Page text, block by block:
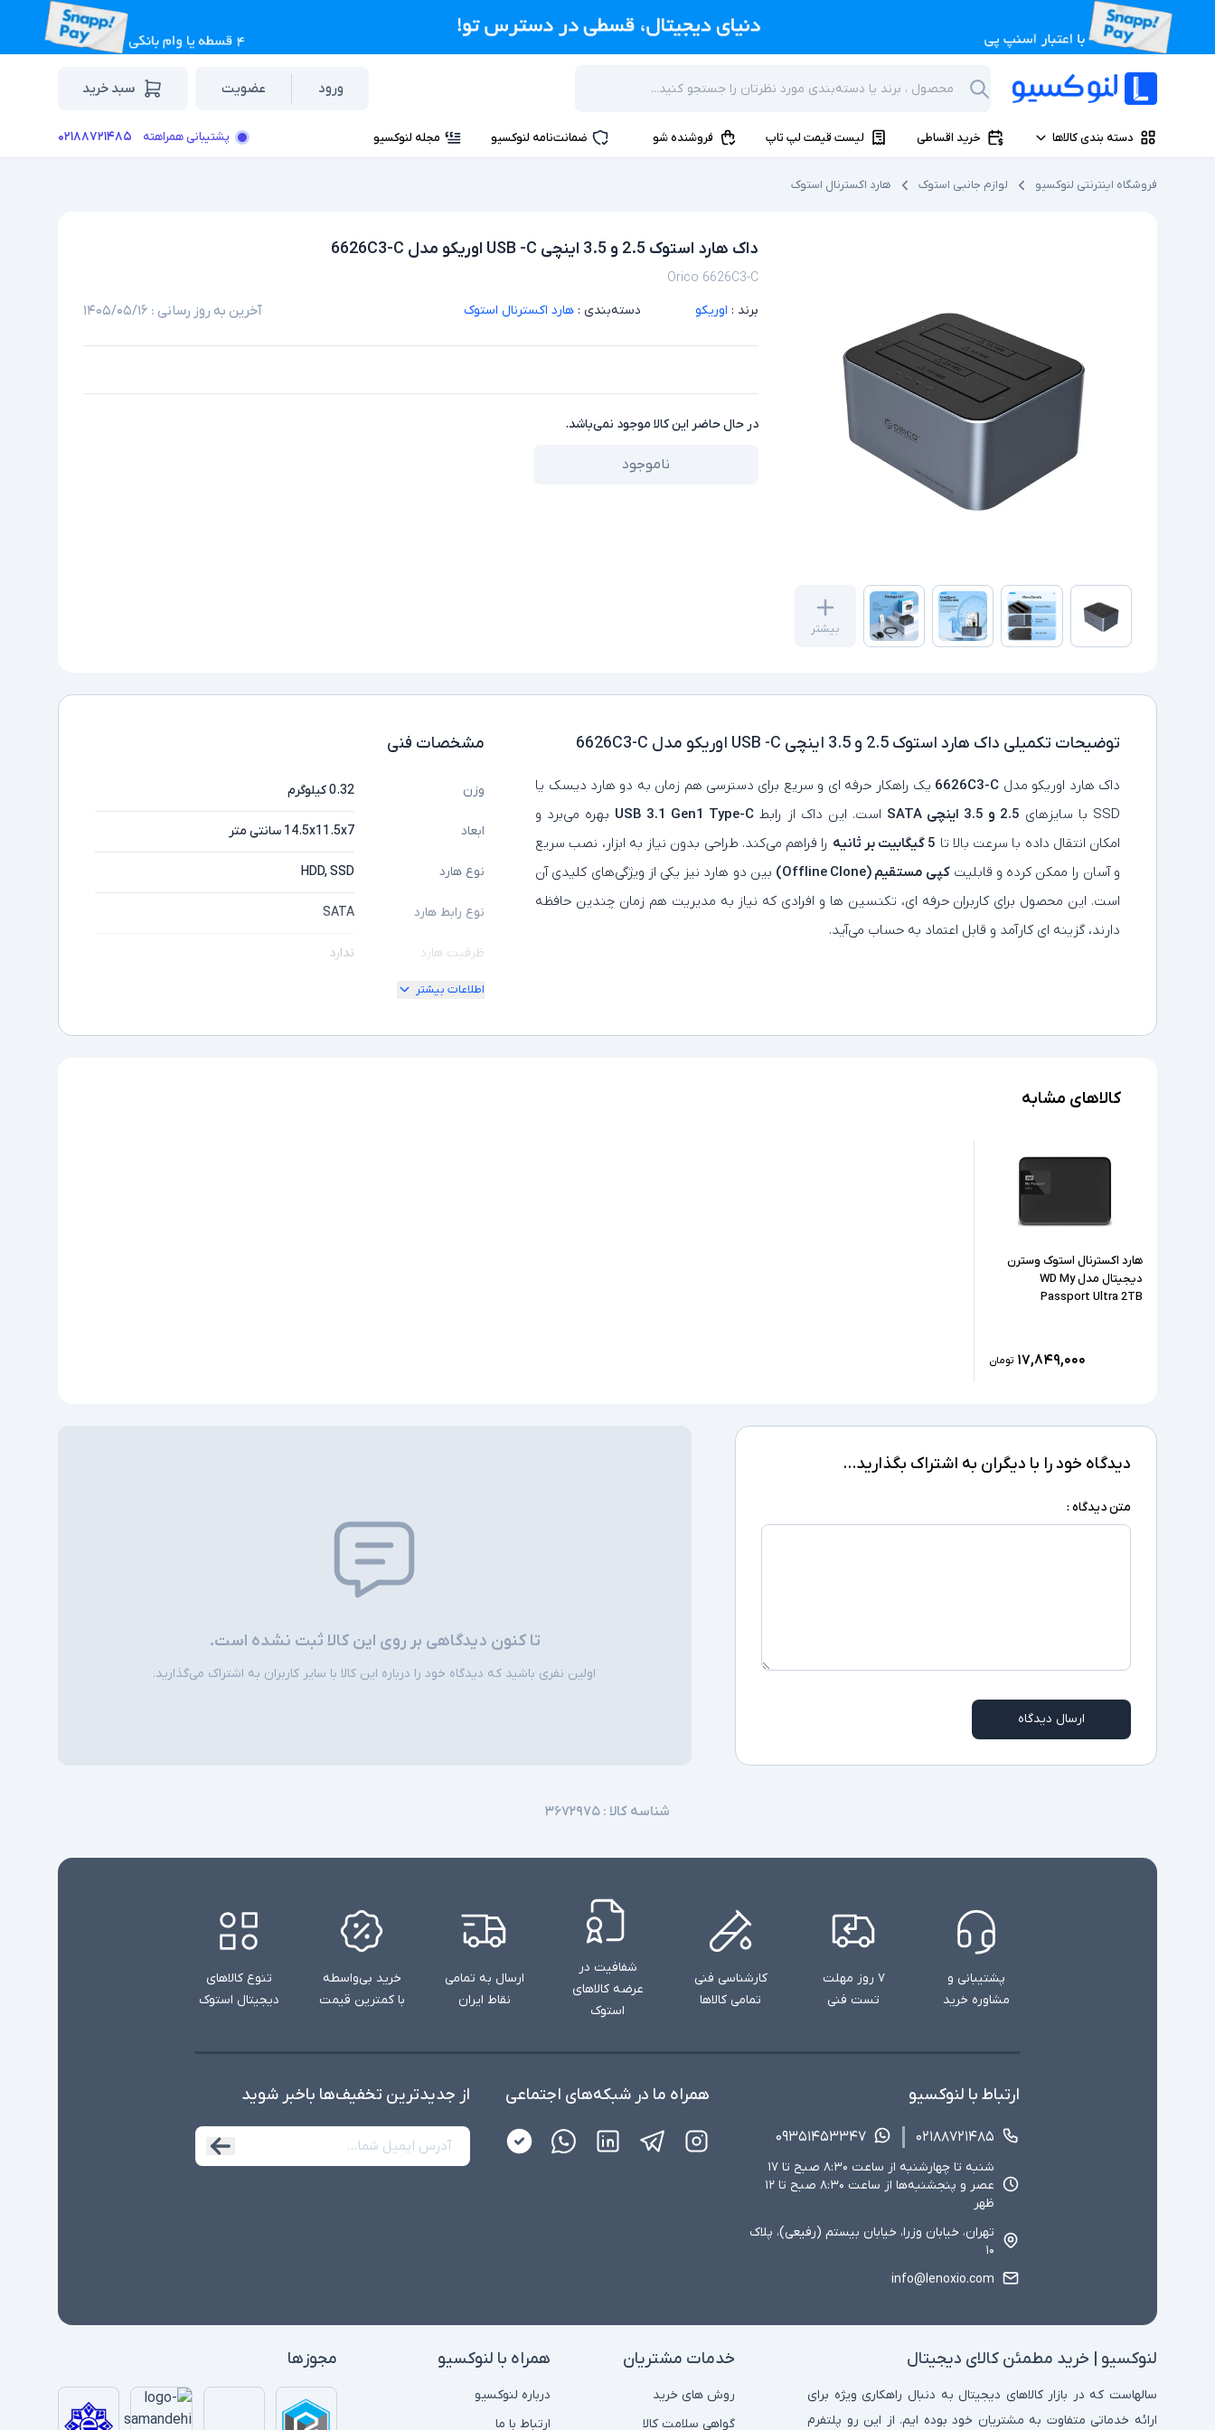
ورود عضویت سبد خرید
دسته بندی کالاها خرید اقساطی لیست قیمت لپ تاپ فروشنده شو ضمانت‌نامه لنوکسیو مجله لنوکسیو پشتیبانی همراهته ۰۲۱۸۸۷۲۱۴۸۵
فروشگاه اینترنتی لنوکسیو لوازم جانبی استوک هارد اکسترنال استوک
بیشتر
داک هارد استوک 2.5 و 3.5 اینچی USB -C اوریکو مدل 6626C3-C
Orico 6626C3-C
برند : اوریکو دسته‌بندی : هارد اکسترنال استوک آخرین به روز رسانی : ۱۴۰۵/۰۵/۱۶
در حال حاضر این کالا موجود نمی‌باشد.
ناموجود
توضیحات تکمیلی داک هارد استوک 2.5 و 3.5 اینچی USB -C اوریکو مدل 6626C3-C
داک هارد اوریکو مدل 6626C3-C یک راهکار حرفه‌ ای و سریع برای دسترسی هم‌ زمان به دو هارد دیسک یا
SSD با سایزهای
2.5 و 3.5 اینچی SATA است. این داک از رابط USB 3.1 Gen1 Type-C بهره می‌برد و
امکان انتقال داده با سرعت بالا تا 5 گیگابیت بر ثانیه
را فراهم می‌کند. طراحی بدون نیاز به ابزار، نصب سریع
و آسان را ممکن کرده و قابلیتکپی مستقیم (Offline Clone)
بین دو هارد نیز یکی از ویژگی‌های کلیدی آن
است. این محصول برای کاربران حرفه‌ ای، تکنسین‌ ها و افرادی که نیاز به مدیریت هم‌ زمان چندین حافظه
دارند، گزینه‌ ای کارآمد و قابل‌ اعتماد به حساب می‌آید.
مشخصات فنی
وزن 0.32 کیلوگرم
ابعاد 14.5x11.5x7 سانتی متر
نوع هارد HDD, SSD
نوع رابط هارد SATA
ظرفیت هارد ندارد
سایر توضیحات
اطلاعات بیشتر
کالاهای مشابه
هارد اکسترنال استوک وسترن
دیجیتال مدل WD My
Passport Ultra 2TB
۱۷,۸۴۹,۰۰۰ تومان
دیدگاه خود را با دیگران به اشتراک بگذارید...
متن دیدگاه :
ارسال دیدگاه
تا کنون دیدگاهی بر روی این کالا ثبت نشده است.
اولین نفری باشید که دیدگاه خود را درباره این کالا با سایر کاربران به اشتراک می‌گذارید.
شناسه کالا : ۳۶۷۲۹۷۵
پشتیبانی و
مشاوره خرید
۷ روز مهلت
تست فنی
کارشناسی فنی
تمامی کالاها
شفافیت در
عرضه کالاهای
استوک
ارسال به تمامی
نقاط ایران
خرید بی‌واسطه
با کمترین قیمت
تنوع کالاهای
دیجیتال استوک
ارتباط با لنوکسیو
۰۲۱۸۸۷۲۱۴۸۵ ۰۹۳۵۱۴۵۳۳۴۷
شنبه تا چهارشنبه از ساعت ۸:۳۰ صبح تا ۱۷
عصر و پنجشنبه‌ها از ساعت ۸:۳۰ صبح تا ۱۲
ظهر
تهران، خیابان وزرا، خیابان بیستم (رفیعی)، پلاک
۱۰
info@lenoxio.com
همراه ما در شبکه‌های اجتماعی از جدید‌ترین تخفیف‌ها با‌خبر شوید
لنوکسیو | خرید مطمئن کالای دیجیتال
سالهاست که در بازار کالاهای دیجیتال به دنبال راهکاری ویژه برای
ارائه خدماتی متفاوت به مشتریان خود بوده ایم. از این رو پلتفرم
خدمات مشتریان
روش های خرید
گواهی سلامت کالا
همراه با لنوکسیو
درباره لنوکسیو
ارتباط با ما
مجوزها